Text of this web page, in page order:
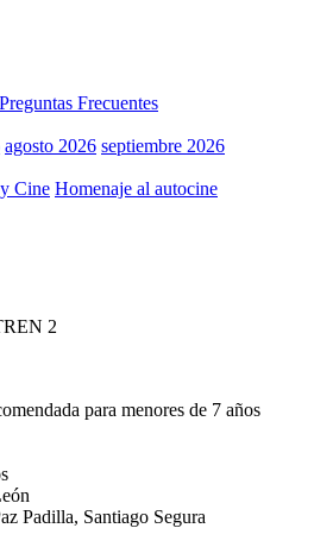
Preguntas Frecuentes
agosto 2026 septiembre 2026
Cine Homenaje al autocine
2
para menores de 7 años
Padilla, Santiago Segura